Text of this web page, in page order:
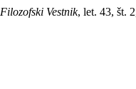
Filozofski Vestnik, let. 43, št.